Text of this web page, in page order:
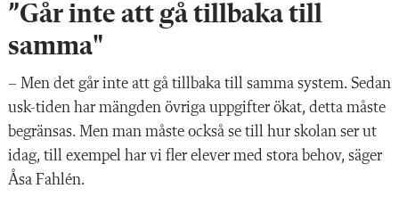
”Går inte att gå tillbaka till
samma"
– Men det går inte att gå tillbaka till samma system. Sedan
usk-tiden har mängden övriga uppgifter ökat, detta måste
begränsas. Men man måste också se till hur skolan ser ut
idag, till exempel har vi fler elever med stora behov, säger
Åsa Fahlén.